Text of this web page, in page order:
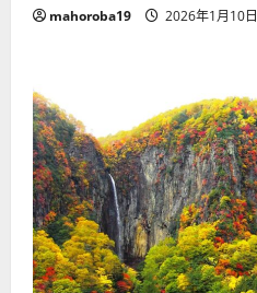
mahoroba19 2026年1月10日